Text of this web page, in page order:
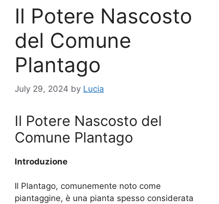
Il Potere Nascosto
del Comune
Plantago
July 29, 2024 by Lucia
Il Potere Nascosto del
Comune Plantago
Introduzione
Il Plantago, comunemente noto come
piantaggine, è una pianta spesso considerata